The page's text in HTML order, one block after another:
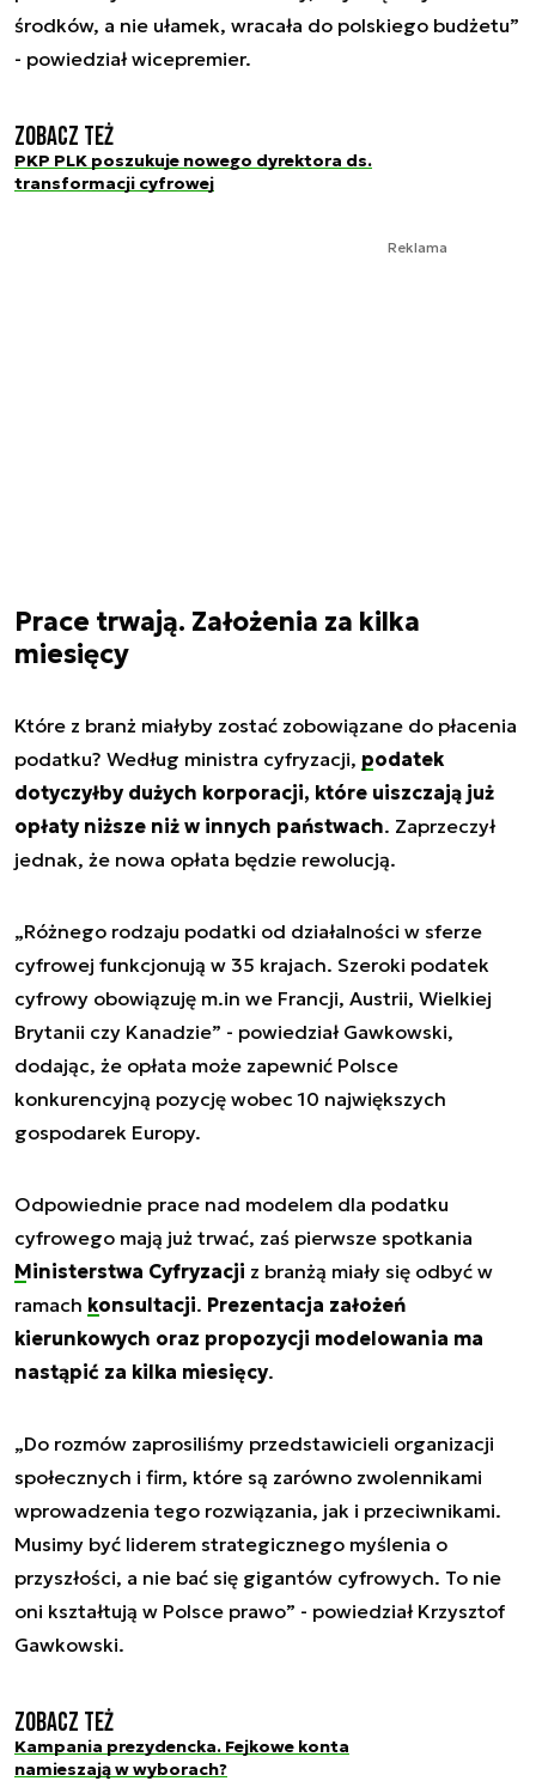
środków, a nie ułamek, wracała do polskiego budżetu”
- powiedział wicepremier.
Zobacz też
PKP PLK poszukuje nowego dyrektora ds.
transformacji cyfrowej
Reklama
Prace trwają. Założenia za kilka
miesięcy
Które z branż miałyby zostać zobowiązane do płacenia
podatku? Według ministra cyfryzacji, podatek
dotyczyłby dużych korporacji, które uiszczają już
opłaty niższe niż w innych państwach. Zaprzeczył
jednak, że nowa opłata będzie rewolucją.
„Różnego rodzaju podatki od działalności w sferze
cyfrowej funkcjonują w 35 krajach. Szeroki podatek
cyfrowy obowiązuję m.in we Francji, Austrii, Wielkiej
Brytanii czy Kanadzie” - powiedział Gawkowski,
dodając, że opłata może zapewnić Polsce
konkurencyjną pozycję wobec 10 największych
gospodarek Europy.
Odpowiednie prace nad modelem dla podatku
cyfrowego mają już trwać, zaś pierwsze spotkania
Ministerstwa Cyfryzacji z branżą miały się odbyć w
ramach konsultacji. Prezentacja założeń
kierunkowych oraz propozycji modelowania ma
nastąpić za kilka miesięcy.
„Do rozmów zaprosiliśmy przedstawicieli organizacji
społecznych i firm, które są zarówno zwolennikami
wprowadzenia tego rozwiązania, jak i przeciwnikami.
Musimy być liderem strategicznego myślenia o
przyszłości, a nie bać się gigantów cyfrowych. To nie
oni kształtują w Polsce prawo” - powiedział Krzysztof
Gawkowski.
Zobacz też
Kampania prezydencka. Fejkowe konta
namieszają w wyborach?